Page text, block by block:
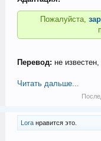
Пожалуйста,
Перевод: не
Читать дальше...
Loraнравится это.